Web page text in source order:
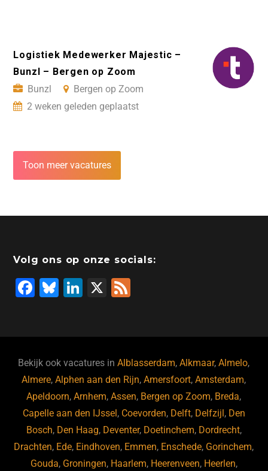
Logistiek Medewerker Majestic –
Bunzl – Bergen op Zoom
Bunzl
Bergen op Zoom
2 weken geleden geplaatst
Toon meer vacatures
Volg ons op onze socials:
F
b
o
o
k
Bl
ky
Li
dI
n
X
Bekijk ook vacatures inAlblasserdam,Alkmaar,Almelo,
Almere,Alphen aan den Rijn,Amersfoort,Amsterdam,
Apeldoorn,Arnhem,Assen, Bergen op Zoom, Breda,
Capelle aan den IJssel , Coevorden, Delft, Delfzijl , Den
Bosch, Den Haag, Deventer, Doetinchem, Dordrecht,
Drachten, Ede, Eindhoven, Emmen, Enschede, Gorinchem,
Gouda, Groningen, Haarlem, Heerenveen, Heerlen,